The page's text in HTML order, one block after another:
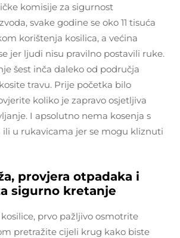
komisije za sigurnost
svake godine se oko 11 tisuća
korištenja kosilica, a većina
jer ljudi nisu pravilno postavili ruke.
šest inča daleko od područja
travu. Prije početka bilo
koliko je zapravo osjetljiva
I apsolutno nema kosenja s
u rukavicama jer se mogu kliznuti
provjera otpadaka i
sigurno kretanje
prvo pažljivo osmotrite
pretražite cijeli krug kako biste